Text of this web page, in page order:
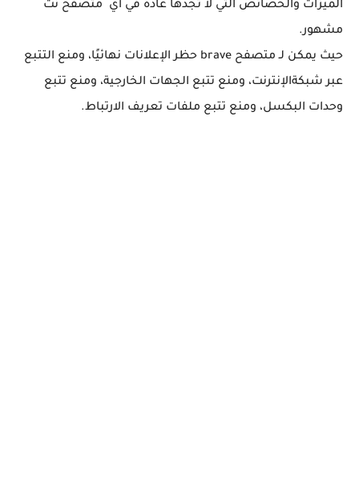
الميزات والخصائص التي لا تجدها عادةً في أي متصفح نت
مشهور.
حيث يمكن لـ متصفح brave حظر الإعلانات نهائيًا، ومنع التتبع
عبر شبكةالإنترنت، ومنع تتبع الجهات الخارجية، ومنع تتبع
وحدات البكسل، ومنع تتبع ملفات تعريف الارتباط.